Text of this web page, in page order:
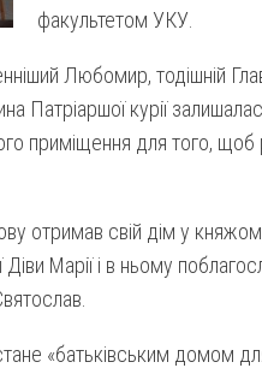
факультетом УКУ.
Любомир, тодішній
Патріаршої курії
приміщення для того, щоб
отримав свій дім у
Марії і в ньому
«батьківським домом